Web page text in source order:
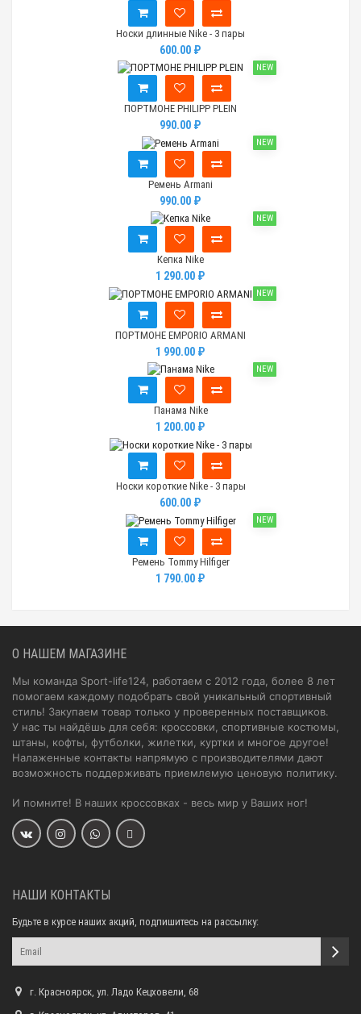
Носки длинные Nike - 3 пары
600.00 ₽
NEW
ПОРТМОНЕ PHILIPP PLEIN
990.00 ₽
NEW
Ремень Armani
990.00 ₽
NEW
Кепка Nike
1 290.00 ₽
NEW
ПОРТМОНЕ EMPORIO ARMANI
1 990.00 ₽
NEW
Панама Nike
1 200.00 ₽
Носки короткие Nike - 3 пары
600.00 ₽
NEW
Ремень Tommy Hilfiger
1 790.00 ₽
О НАШЕМ МАГАЗИНЕ
Мы команда Sport-life124, работаем с 2012 года, более 8 лет
помогаем каждому подобрать свой уникальный спортивный
стиль! Закупаем товар только у проверенных поставщиков.
У нас ты найдёшь для себя: кроссовки, спортивные костюмы,
штаны, кофты, футболки, жилетки, куртки и многое другое!
Налаженные контакты напрямую с производителями дают
возможность поддерживать приемлемую ценовую политику.
И помните! В наших кроссовках - весь мир у Ваших ног!
НАШИ КОНТАКТЫ
Будьте в курсе наших акций, подпишитесь на рассылку:
г. Красноярск, ул. Ладо Кецховели, 68